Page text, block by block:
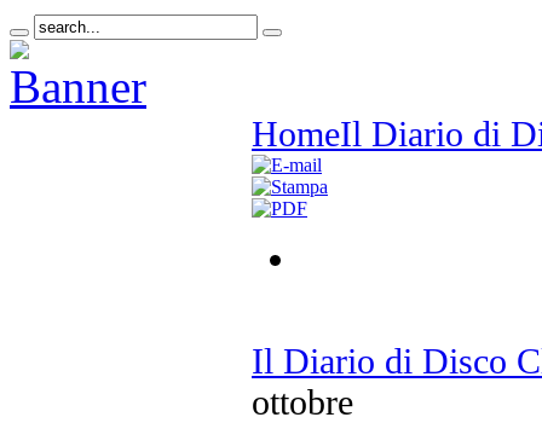
HomeIl Diario di
Il Diario di Disco
ottobre